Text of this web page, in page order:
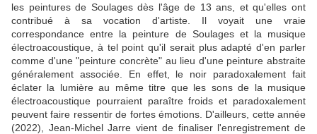
les peintures de Soulages dès l'âge de 13 ans, et qu'elles ont
contribué à sa vocation d'artiste. Il voyait une vraie
correspondance entre la peinture de Soulages et la musique
électroacoustique, à tel point qu'il serait plus adapté d'en parler
comme d'une "peinture concrète" au lieu d'une peinture abstraite
généralement associée. En effet, le noir paradoxalement fait
éclater la lumière au même titre que les sons de la musique
électroacoustique pourraient paraître froids et paradoxalement
peuvent faire ressentir de fortes émotions. D'ailleurs, cette année
(2022), Jean-Michel Jarre vient de finaliser l'enregistrement de